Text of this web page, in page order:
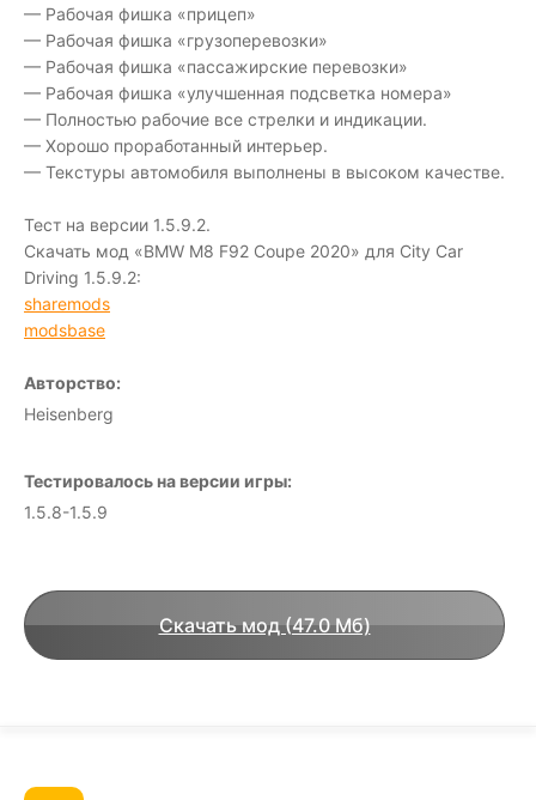
— Рабочая фишка «прицеп»
— Рабочая фишка «грузоперевозки»
— Рабочая фишка «пассажирские перевозки»
— Рабочая фишка «улучшенная подсветка номера»
— Полностью рабочие все стрелки и индикации.
— Хорошо проработанный интерьер.
— Текстуры автомобиля выполнены в высоком качестве.
Тест на версии 1.5.9.2.
Скачать мод «BMW M8 F92 Coupe 2020» для City Car
Driving 1.5.9.2:
sharemods
modsbase
Авторство:
Heisenberg
Тестировалось на версии игры:
1.5.8-1.5.9
Скачать мод (47.0 Мб)